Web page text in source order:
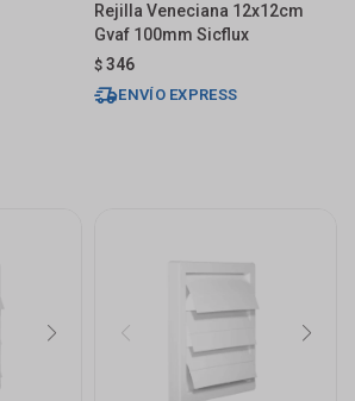
Rejilla Veneciana 12x12cm
Gvaf 100mm Sicflux
$ 346
ENVÍO EXPRESS